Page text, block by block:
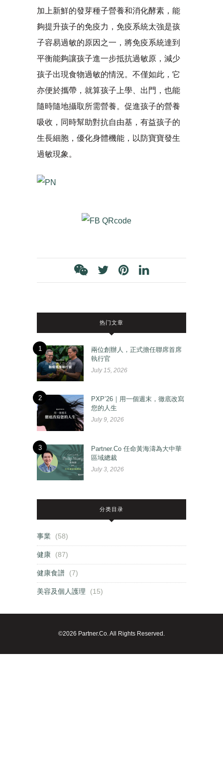
加上新鮮的發芽種子營養和消化酵素，能
夠提升孩子的免疫力，免疫系統太強是孩
子容易過敏的原因之一，將免疫系統達到
平衡能夠讓孩子進一步抵抗過敏原，減少
孩子出現食物過敏的情況。不僅如此，它
亦便於攜帶，就算孩子上學、出門，也能
隨時隨地攝取所需營養。促進孩子的營養
吸收，同時幫助對抗自由基，有益孩子的
生長細胞，優化身體機能，以防寶寶發生
過敏現象。
热门文章
1
兩位創辦人，正式擔任聯席首席
執行官
July 15, 2026
2
PXP’26｜用一個週末，徹底改寫
您的人生
July 9, 2026
3
Partner.Co 任命黃海濤為大中華
區域總裁
July 3, 2026
分类目录
事業 (58)
健康 (87)
健康食譜 (7)
美容及個人護理 (15)
©2026 Partner.Co. All Rights Reserved.